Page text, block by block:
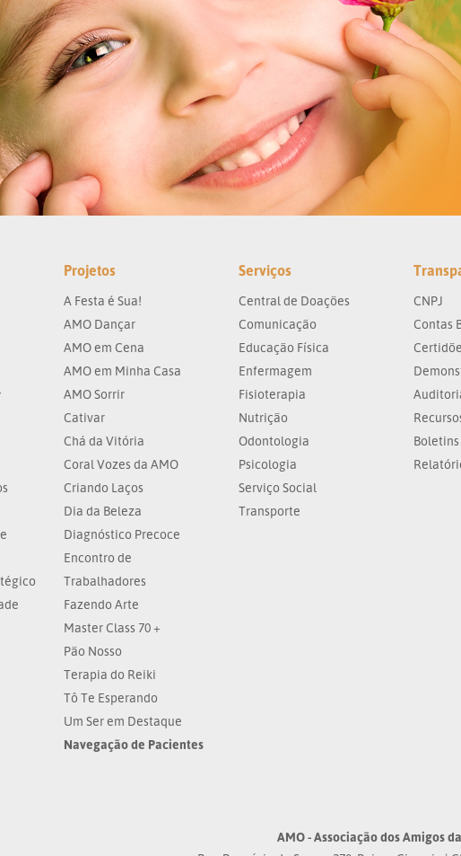
Projetos
A Festa é Sua!
AMO Dançar
AMO em Cena
AMO em Minha Casa
AMO Sorrir
Cativar
Chá da Vitória
Coral Vozes da AMO
Criando Laços
Dia da Beleza
Diagnóstico Precoce
Encontro de
Trabalhadores
Fazendo Arte
Master Class 70 +
Pão Nosso
Terapia do Reiki
Tô Te Esperando
Um Ser em Destaque
Navegação de Pacientes
Serviços
Central de Doações
Comunicação
Educação Física
Enfermagem
Fisioterapia
Nutrição
Odontologia
Psicologia
Serviço Social
Transporte
CNPJ
Contas
AMO - Associação dos Amigos